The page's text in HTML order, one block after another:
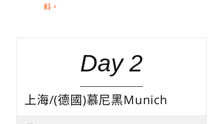
料。
Day 2
上海/(德國)慕尼黑Munich